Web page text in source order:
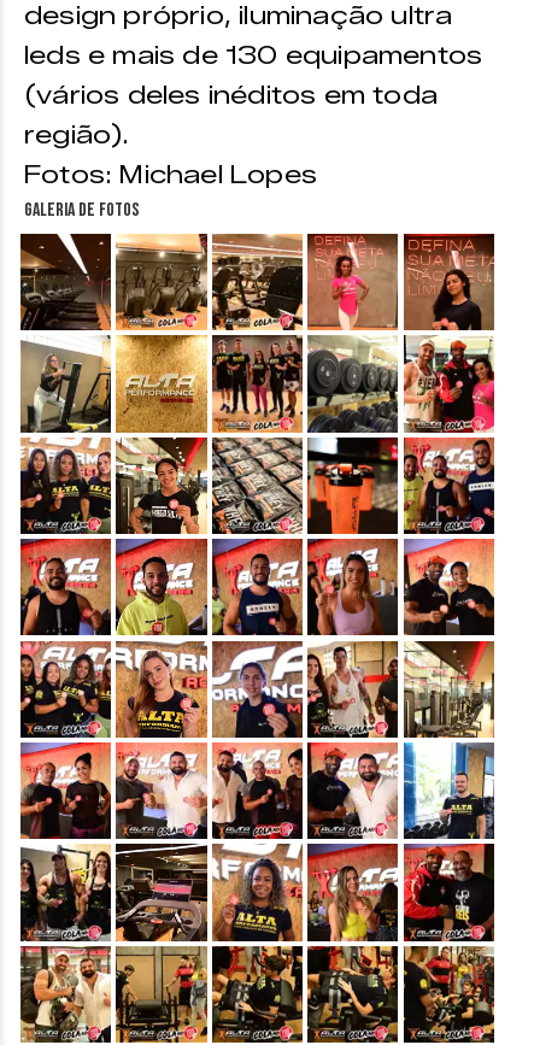
design próprio, iluminação ultra
leds e mais de 130 equipamentos
(vários deles inéditos em toda
região).
Fotos: Michael Lopes
Galeria de fotos
&nbsp; &nbsp; &nbsp; &nbsp; &nbsp;
&nbsp; &nbsp; &nbsp; &nbsp; &nbsp;
&nbsp; &nbsp; &nbsp; &nbsp; &nbsp;
&nbsp; &nbsp; &nbsp; &nbsp; &nbsp;
&nbsp; &nbsp; &nbsp; &nbsp; &nbsp;
&nbsp; &nbsp; &nbsp; &nbsp; &nbsp;
&nbsp; &nbsp; &nbsp; &nbsp; &nbsp;
&nbsp; &nbsp; &nbsp; &nbsp; &nbsp;